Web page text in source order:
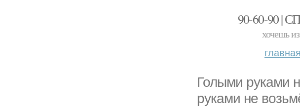
90-60-90
хочешь
главная
Голыми руками
руками не